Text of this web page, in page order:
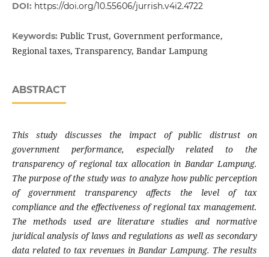
DOI: https://doi.org/10.55606/jurrish.v4i2.4722
Keywords: Public Trust, Government performance,
Regional taxes, Transparency, Bandar Lampung
ABSTRACT
This study discusses the impact of public distrust on
government performance, especially related to the
transparency of regional tax allocation in Bandar Lampung.
The purpose of the study was to analyze how public perception
of government transparency affects the level of tax
compliance and the effectiveness of regional tax management.
The methods used are literature studies and normative
juridical analysis of laws and regulations as well as secondary
data related to tax revenues in Bandar Lampung. The results